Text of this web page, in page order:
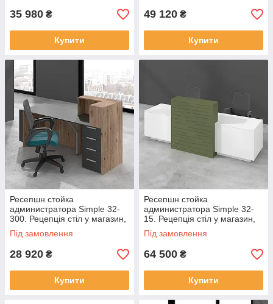
35 980 ₴
Купити
49 120 ₴
Купити
Ресепшн стойка
администратора Simple 32-
300. Рецепція стіл у магазин,
офіс, салон
Під замовлення
28 920 ₴
Купити
Ресепшн стойка
администратора Simple 32-
15. Рецепція стіл у магазин,
офіс, салон
Під замовлення
64 500 ₴
Купити